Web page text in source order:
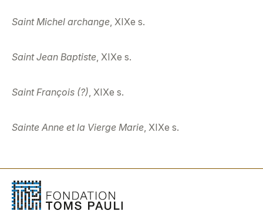
Saint Michel archange , XIXe s.
Saint Jean Baptiste , XIXe s.
Saint François (?) , XIXe s.
Sainte Anne et la Vierge Marie , XIXe s.